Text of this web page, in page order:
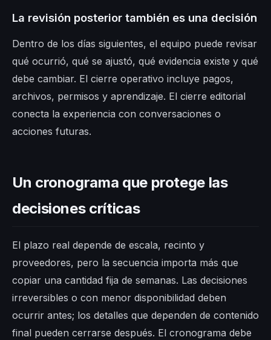
La revisión posterior también es una decisión
Dentro de los días siguientes, el equipo puede revisar
qué ocurrió, qué se ajustó, qué evidencia existe y qué
debe cambiar. El cierre operativo incluye pagos,
archivos, permisos y aprendizaje. El cierre editorial
conecta la experiencia con conversaciones o
acciones futuras.
Un cronograma que protege las
decisiones críticas
El plazo real depende de escala, recinto y
proveedores, pero la secuencia importa más que
copiar una cantidad fija de semanas. Las decisiones
irreversibles o con menor disponibilidad deben
ocurrir antes; los detalles que dependen de contenido
final pueden cerrarse después. El cronograma debe